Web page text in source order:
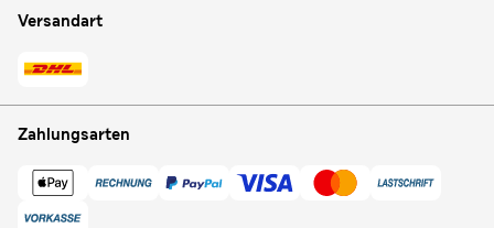
Versandart
Zahlungsarten